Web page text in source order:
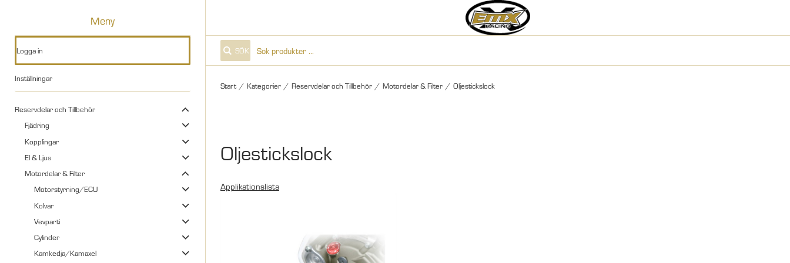
Meny
Logga in
Inställningar
Reservdelar och Tillbehör
Fjädring
Kopplingar
El & Ljus
Motordelar & Filter
Motorstyrning/ECU
Kolvar
Vevparti
Cylinder
Kamkedja/Kamaxel
SÖK
Start / Kategorier / Reservdelar och Tillbehör / Motordelar & Filter / Oljestickslock
Oljestickslock
Applikationslista